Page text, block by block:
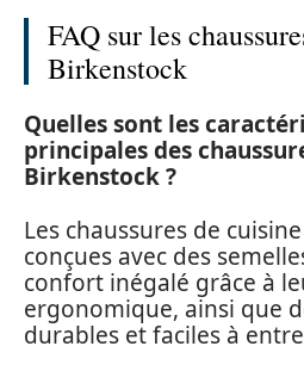
FAQ sur les
Birkenstock
Quelles sont les
principales des
Birkenstock ?
Les chaussures de
conçues avec des
confort inégalé grâce à
ergonomique, ainsi que
durables et faciles à